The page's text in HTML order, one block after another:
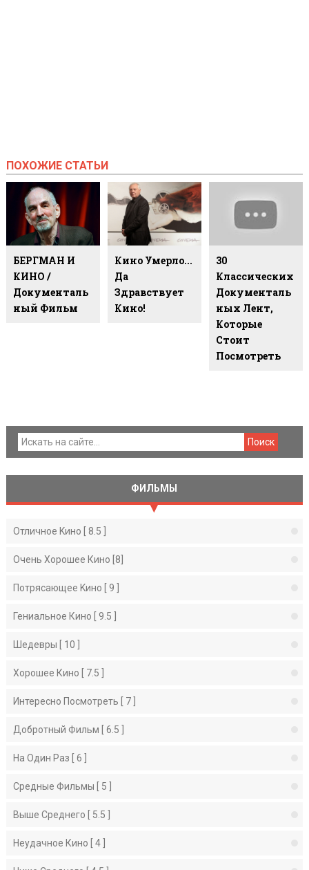
ПОХОЖИЕ СТАТЬИ
БЕРГМАН И
КИНО /
Документаль
Ный Фильм
Кино Умерло...
Да
Здравствует
Кино!
30
Классических
Документаль
Ных Лент,
Которые
Стоит
Посмотреть
ФИЛЬМЫ
Отличное Kино [ 8.5 ]
Очень Хорошее Кино [8]
Потрясающее Kино [ 9 ]
Гениальное Кино [ 9.5 ]
Шедевры [ 10 ]
Хорошее Кино [ 7.5 ]
Интересно Посмотреть [ 7 ]
Добротный Фильм [ 6.5 ]
На Один Раз [ 6 ]
Средные Фильмы [ 5 ]
Выше Среднего [ 5.5 ]
Неудачное Кино [ 4 ]